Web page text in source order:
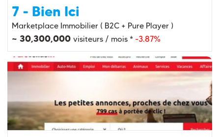
7 - Bien Ici
Marketplace Immobilier ( B2C + Pure Player )
~ 30,300,000 visiteurs / mois * -3.87%